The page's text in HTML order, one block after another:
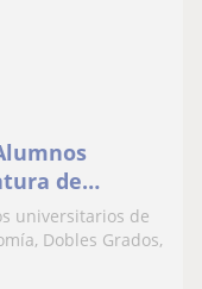
de
universitarios de
Dobles Grados,